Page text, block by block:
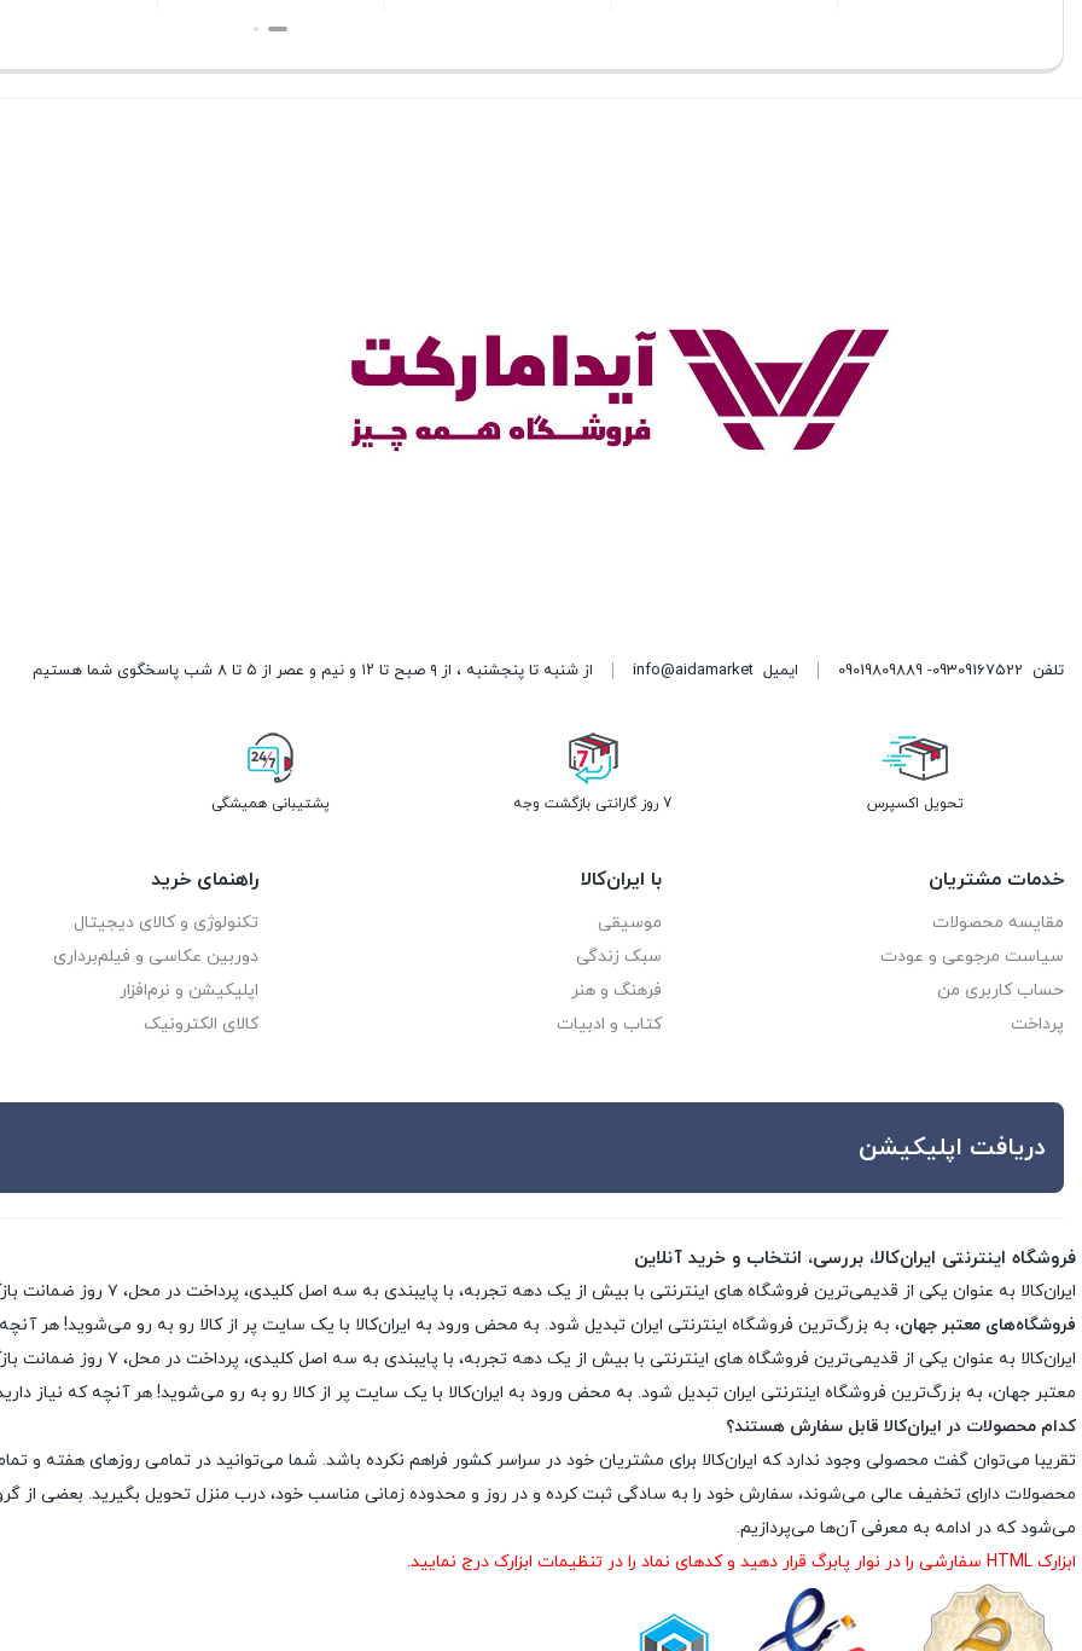
تلفن 09309167522- 09019809889 ایمیل info@aidamarket از شنبه تا پنجشنبه ، از ۹ صبح تا ۱۲ و نیم و عصر از ۵ تا ۸ شب پاسخگوی شما هستیم
تحویل اکسپرس 7 روز گارانتی بازگشت وجه پشتیبانی همیشگی
خدمات مشتریان
مقایسه محصولات
سیاست مرجوعی و عودت
حساب کاربری من
پرداخت
با ایران‌کالا
موسیقی
سبک زندگی
فرهنگ و هنر
کتاب و ادبیات
راهنمای خرید
تکنولوژی و کالای دیجیتال
دوربین عکاسی و فیلم‌برداری
اپلیکیشن و نرم‌افزار
کالای الکترونیک
دریافت اپلیکیشن
فروشگاه اینترنتی ایران‌کالا، بررسی، انتخاب و خرید آنلاین
ایران‌کالا به عنوان یکی از قدیمی‌ترین فروشگاه های اینترنتی با بیش از یک دهه تجربه، با پایبندی به سه اصل کلیدی، پرداخت در محل، ۷ روز ضمانت بازگشت کالا و تضمین اصل‌بودن کالا، موفق شده تا همگام با
فروشگاه‌های معتبر جهان، به بزرگ‌ترین فروشگاه اینترنتی ایران تبدیل شود. به محض ورود به ایران‌کالا با یک سایت پر از کالا رو به رو می‌شوید! هر
ایران‌کالا به عنوان یکی از
معتبر جهان، به بزرگ‌ترین فروشگاه اینترنتی ایران تبدیل شود. به محض ورود به ایران‌کالا با یک سایت پر از کالا رو به رو می‌شوید! هر آنچه که نیاز
کدام محصولات در ایران‌کالا قابل سفارش هستند؟
تقریبا می‌توان گفت محصولی وجود ندارد که ایران‌کالا برای مشتریان خود در سراسر کشور فراهم نکرده باشد. شما می‌توانید در تمامی روزهای هفته و
محصولات دارای تخفیف عالی می‌شوند، سفارش خود را به سادگی ثبت کرده و در روز و محدوده زمانی مناسب خود، درب منزل تحویل بگیرید. بعضی از
می‌شود که در ادامه به معرفی آن‌ها می‌پردازیم.
ابزارک HTML سفارشی را در نوار پابرگ قرار دهید و کدهای نماد را در تنظیمات ابزارک درج نمایید.